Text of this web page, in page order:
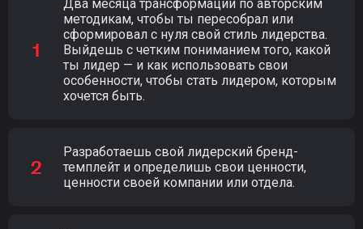
Два месяца трансформации по авторским
методикам, чтобы ты пересобрал или
сформировал с нуля свой стиль лидерства.
Выйдешь с четким пониманием того, какой
ты лидер — и как использовать свои
особенности, чтобы стать лидером, которым
хочется быть.
Разработаешь свой лидерский бренд-
темплейт и определишь свои ценности,
ценности своей компании или отдела.